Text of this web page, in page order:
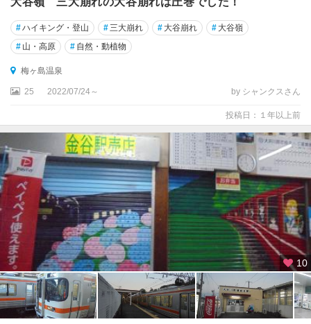
寸
又
峡
温
ヶ
温
泉
川
根
・
井
川
掛
川
・
#ハイキング・登山 #三大崩れ # 大谷崩れ # 大谷嶺
# 山・高原 # 自然・動植物
梅ヶ島温泉
25 2022/07/24～ by シャンクスさん
投稿日：１年以上前
10